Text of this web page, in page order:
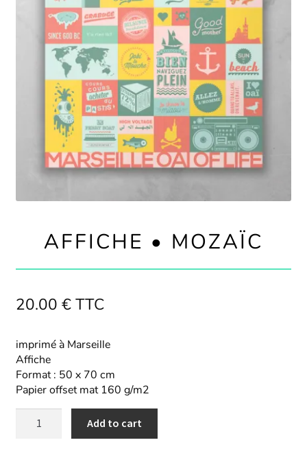
AFFICHE • MOZAÏC
20.00 € TTC
imprimé à Marseille
Affiche
Format : 50 x 70 cm
Papier offset mat 160 g/m2
Add to cart